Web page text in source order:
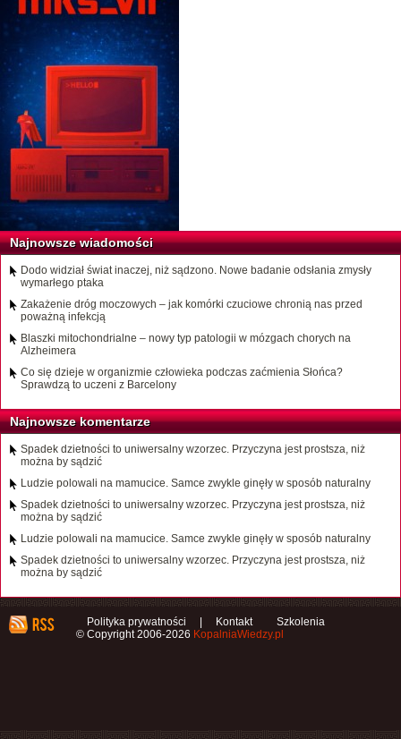
Najnowsze wiadomości
Dodo widział świat inaczej, niż sądzono. Nowe badanie odsłania zmysły
wymarłego ptaka
Zakażenie dróg moczowych – jak komórki czuciowe chronią nas przed
poważną infekcją
Blaszki mitochondrialne – nowy typ patologii w mózgach chorych na
Alzheimera
Co się dzieje w organizmie człowieka podczas zaćmienia Słońca?
Sprawdzą to uczeni z Barcelony
Najnowsze komentarze
Spadek dzietności to uniwersalny wzorzec. Przyczyna jest prostsza, niż
można by sądzić
Ludzie polowali na mamucice. Samce zwykle ginęły w sposób naturalny
Spadek dzietności to uniwersalny wzorzec. Przyczyna jest prostsza, niż
można by sądzić
Ludzie polowali na mamucice. Samce zwykle ginęły w sposób naturalny
Spadek dzietności to uniwersalny wzorzec. Przyczyna jest prostsza, niż
można by sądzić
Polityka prywatności Kontakt
Szkolenia
© Copyright 2006-2026 KopalniaWiedzy.pl